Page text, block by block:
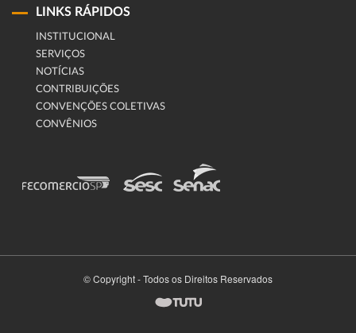
LINKS RÁPIDOS
INSTITUCIONAL
SERVIÇOS
NOTÍCIAS
CONTRIBUIÇÕES
CONVENÇÕES COLETIVAS
CONVÊNIOS
© Copyright - Todos os Direitos Reservados